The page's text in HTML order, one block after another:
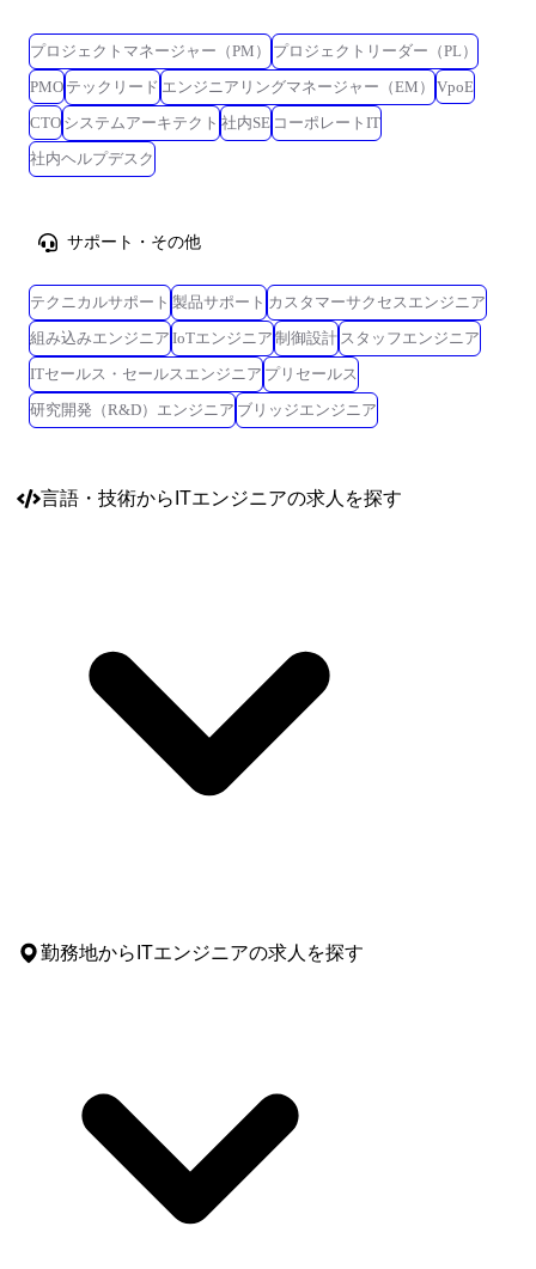
プロジェクトマネージャー（PM）
プロジェクトリーダー（PL）
PMO テックリード エンジニアリングマネージャー（EM）
VpoE
CTO システムアーキテクト 社内SE コーポレートIT
社内ヘルプデスク
サポート・その他
テクニカルサポート 製品サポート カスタマーサクセスエンジニア
組み込みエンジニア IoTエンジニア 制御設計 スタッフエンジニア
ITセールス・セールスエンジニア プリセールス
研究開発（R&D）エンジニア ブリッジエンジニア
言語・技術からITエンジニアの求人を探す
勤務地からITエンジニアの求人を探す